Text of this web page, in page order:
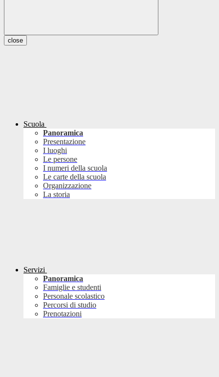
close
Scuola
Panoramica
Presentazione
I luoghi
Le persone
I numeri della scuola
Le carte della scuola
Organizzazione
La storia
Servizi
Panoramica
Famiglie e studenti
Personale scolastico
Percorsi di studio
Prenotazioni